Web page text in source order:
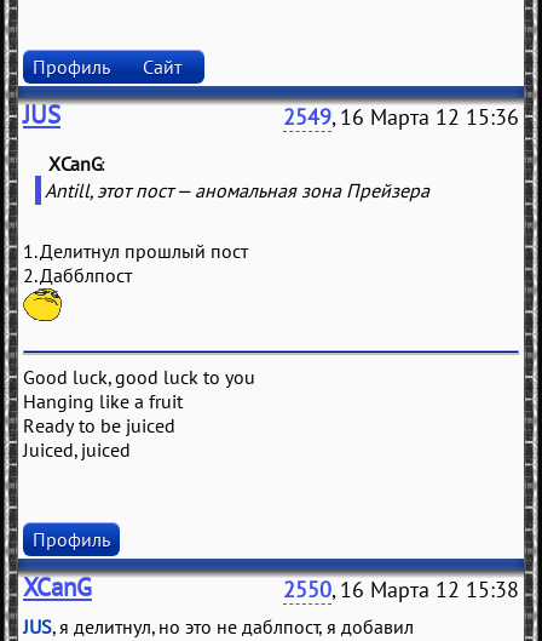
Профиль Сайт
JUS 2549, 16 Марта 12 15:36
XCanG
Antill, этот пост — аномальная зона Прейзера
1. Делитнул прошлый пост
2. Дабблпост
Good luck, good luck to you
Hanging like a fruit
Ready to be juiced
Juiced, juiced
Профиль
XCanG 2550, 16 Марта 12 15:38
JUS, я делитнул, но это не даблпост, я добавил